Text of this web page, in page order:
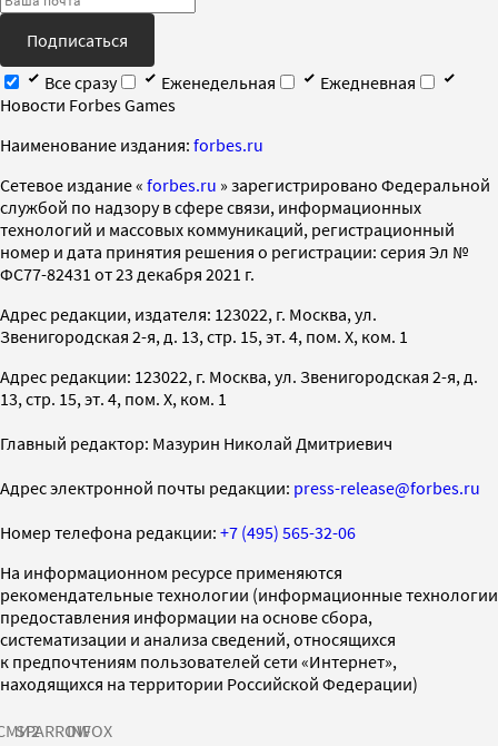
Подписаться
Все сразу
Еженедельная
Ежедневная
Новости Forbes Games
Наименование издания: forbes.ru
Cетевое издание « forbes.ru » зарегистрировано Федеральной
службой по надзору в сфере связи, информационных
технологий и массовых коммуникаций, регистрационный
номер и дата принятия решения о регистрации: серия Эл №
ФС77-82431 от 23 декабря 2021 г.
Адрес редакции, издателя: 123022, г. Москва, ул.
Звенигородская 2-я, д. 13, стр. 15, эт. 4, пом. X, ком. 1
Адрес редакции: 123022, г. Москва, ул. Звенигородская 2-я, д.
13, стр. 15, эт. 4, пом. X, ком. 1
Главный редактор: Мазурин Николай Дмитриевич
Адрес электронной почты редакции: press-release@forbes.ru
Номер телефона редакции: +7 (495) 565-32-06
На информационном ресурсе применяются
рекомендательные технологии (информационные технологии
предоставления информации на основе сбора,
систематизации и анализа сведений, относящихся
к предпочтениям пользователей сети «Интернет»,
находящихся на территории Российской Федерации)
SPARROWINFOX